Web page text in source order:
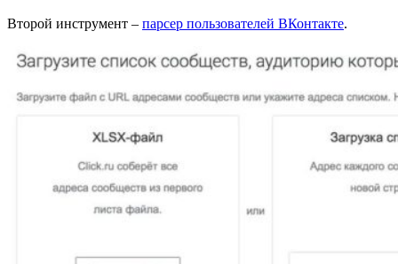
Второй инструмент – парсер пользователей ВКонтакте.